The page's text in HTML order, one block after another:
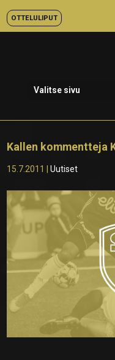
OTTELULIPUT
Valitse sivu
Kallen kommentteja
15.7.2011 |Uutiset